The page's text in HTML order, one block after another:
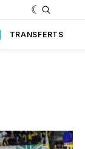
TRANSFERTS